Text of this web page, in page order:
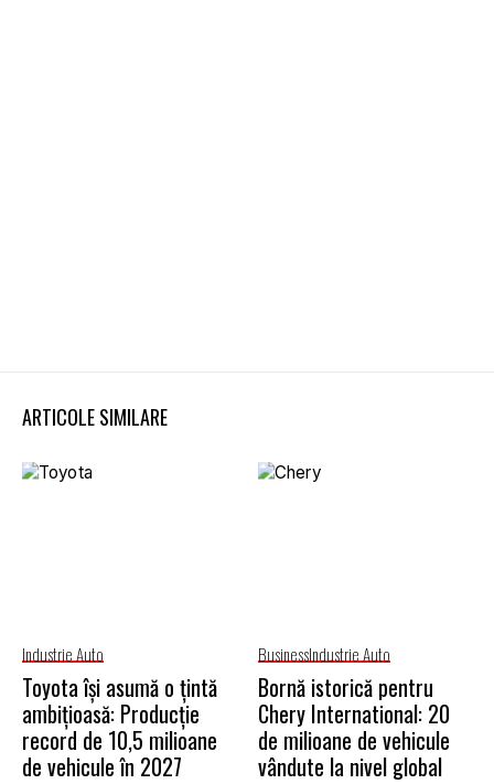
ARTICOLE SIMILARE
Industrie Auto
Toyota își asumă o țintă
ambițioasă: Producție
record de 10,5 milioane
de vehicule în 2027
BusinessIndustrie Auto
Bornă istorică pentru
Chery International: 20
de milioane de vehicule
vândute la nivel global